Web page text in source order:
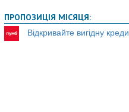
ПРОПОЗИЦІЯ МІСЯЦЯ:
Відкривайте вигідну